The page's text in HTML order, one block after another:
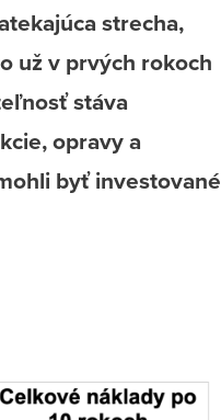
strecha,
už v prvých rokoch
stáva
opravy a
byť investované